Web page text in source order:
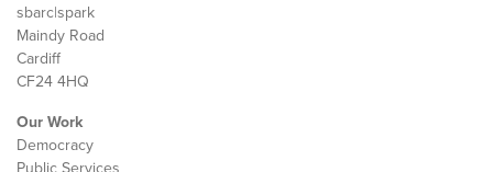
sbarc|spark
Maindy Road
Cardiff
CF24 4HQ
Our Work
Democracy
Public Services